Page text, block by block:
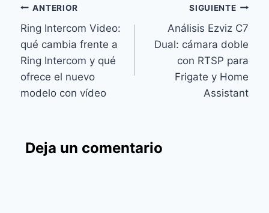
Navegación
de
entradas
ANTERIOR
Ring Intercom Video:
qué cambia frente a
Ring Intercom y qué
ofrece el nuevo
modelo con vídeo
SIGUIENTE
Análisis Ezviz C7
Dual: cámara doble
con RTSP para
Frigate y Home
Assistant
Deja un comentario